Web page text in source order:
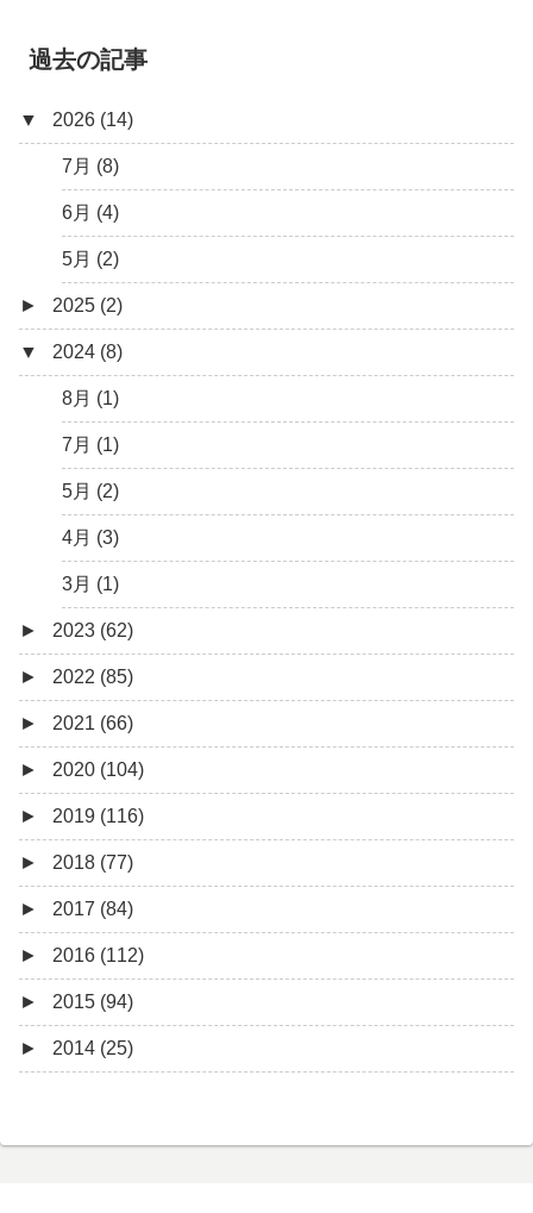
過去の記事
▼ 2026 (14)
7月 (8)
6月 (4)
5月 (2)
► 2025 (2)
12月 (1)
6月 (1)
▼ 2024 (8)
8月 (1)
7月 (1)
5月 (2)
4月 (3)
3月 (1)
► 2023 (62)
9月 (1)
8月 (1)
7月 (8)
6月 (5)
5月 (7)
4月 (9)
3月 (15)
2月 (6)
1月 (10)
► 2022 (85)
12月 (3)
10月 (1)
9月 (4)
8月 (5)
7月 (5)
6月 (8)
5月 (13)
4月 (12)
2月 (14)
► 2021 (66)
12月 (4)
11月 (8)
10月 (1)
8月 (2)
7月 (4)
6月 (6)
5月 (5)
3月 (5)
► 2020 (104)
12月 (7)
11月 (10)
10月 (8)
9月 (5)
8月 (9)
7月 (8)
5月 (10)
► 2019 (116)
12月 (9)
11月 (11)
10月 (9)
9月 (16)
8月 (9)
6月 (5)
► 2018 (77)
12月 (6)
11月 (4)
10月 (8)
9月 (12)
7月 (7)
► 2017 (84)
12月 (5)
11月 (3)
10月 (5)
8月 (4)
► 2016 (112)
12月 (5)
11月 (11)
9月 (9)
► 2015 (94)
12月 (4)
10月 (5)
► 2014 (25)
10月 (6)